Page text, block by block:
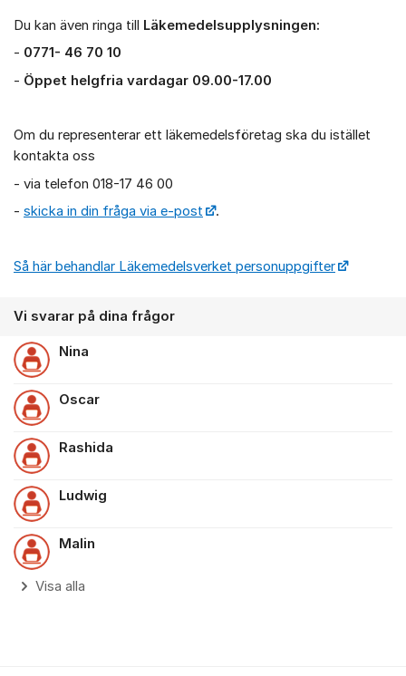
Du kan även ringa till Läkemedelsupplysningen:
- 0771- 46 70 10
- Öppet helgfria vardagar 09.00-17.00
Om du representerar ett läkemedelsföretag ska du istället
kontakta oss
- via telefon 018-17 46 00
- skicka in din fråga via e-post .
Så här behandlar Läkemedelsverket personuppgifter
Vi svarar på dina frågor
Nina
Oscar
Rashida
Ludwig
Malin
Visa alla